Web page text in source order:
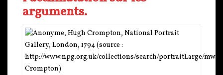
arguments.